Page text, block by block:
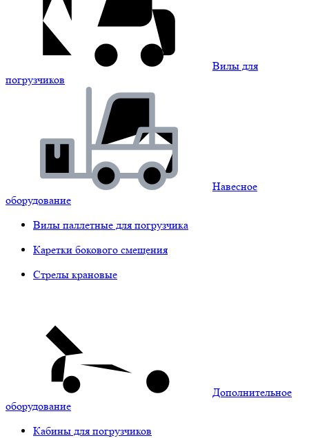
Вилы для
погрузчиков
Навесное
оборудование
Вилы паллетные для погрузчика
Каретки бокового смещения
Стрелы крановые
Дополнительное
оборудование
Кабины для погрузчиков